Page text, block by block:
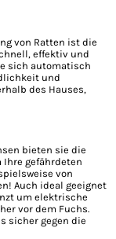
von Ratten ist die
effektiv und
sich automatisch
und
des Hauses,
bieten sie die
Ihre gefährdeten
von
Auch ideal geeignet
um elektrische
vor dem Fuchs.
sicher gegen die